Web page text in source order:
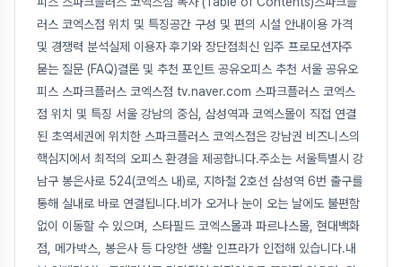
러스 코엑스점 위치 및 특징공간 구성 및 편의 시설 안내이용 가격
및 경쟁력 분석실제 이용자 후기와 장단점최신 입주 프로모션자주
묻는 질문 (FAQ)결론 및 추천 포인트 공유오피스 추천 서울 공유오
피스 스파크플러스 코엑스점 tv.naver.com 스파크플러스 코엑스
점 위치 및 특징 서울 강남의 중심, 삼성역과 코엑스몰이 직접 연결
된 초역세권에 위치한 스파크플러스 코엑스점은 강남권 비즈니스의
핵심지에서 최적의 오피스 환경을 제공합니다.주소는 서울특별시 강
남구 봉은사로 524(코엑스 내)로, 지하철 2호선 삼성역 6번 출구를
통해 실내로 바로 연결됩니다.비가 오거나 눈이 오는 날에도 불편함
없이 이동할 수 있으며, 스타필드 코엑스몰과 파르나스몰, 현대백화
점, 메가박스, 봉은사 등 다양한 생활 인프라가 인접해 있습니다.내